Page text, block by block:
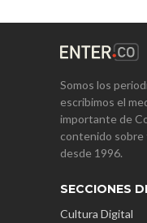
Somos los
escribimos el
importante de
contenido sobre
desde 1996.
SECCIONES
Cultura Digital